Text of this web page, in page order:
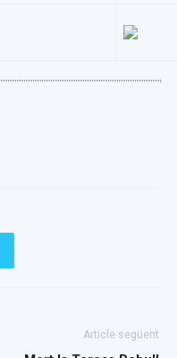
Article següent